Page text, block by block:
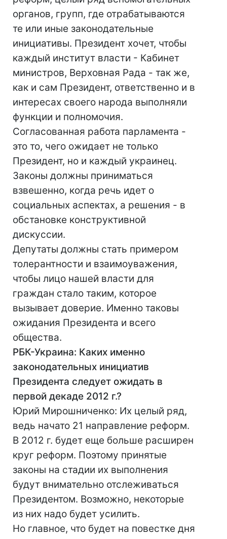
органов, групп, где отрабатываются
те или иные законодательные
инициативы. Президент хочет, чтобы
каждый институт власти - Кабинет
министров, Верховная Рада - так же,
как и сам Президент, ответственно и в
интересах своего народа выполняли
функции и полномочия.
Согласованная работа парламента -
это то, чего ожидает не только
Президент, но и каждый украинец.
Законы должны приниматься
взвешенно, когда речь идет о
социальных аспектах, а решения - в
обстановке конструктивной
дискуссии.
Депутаты должны стать примером
толерантности и взаимоуважения,
чтобы лицо нашей власти для
граждан стало таким, которое
вызывает доверие. Именно таковы
ожидания Президента и всего
общества.
РБК-Украина: Каких именно
законодательных инициатив
Президента следует ожидать в
первой декаде 2012 г.?
Юрий Мирошниченко: Их целый ряд,
ведь начато 21 направление реформ.
В 2012 г. будет еще больше расширен
круг реформ. Поэтому принятые
законы на стадии их выполнения
будут внимательно отслеживаться
Президентом. Возможно, некоторые
из них надо будет усилить.
Но главное, что будет на повестке дня